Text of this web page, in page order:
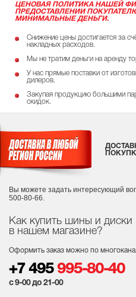
ЦЕНОВАЯ ПОЛИТИКА НАШЕЙ
ПРЕДОСТАВЛЕНИИ
МИНИМАЛЬНЫЕ ДЕНЬГИ.
Снижение цены достигается за
накладных расходов.
Мы не тратим деньги на аренду
У нас прямые поставки от
дилеров.
Закупая продукцию большими
скидок.
Как купить шины и диски
в нашем магазине?
Оформить заказ можно по
+7 495 995-80-40
с 9-00 до 21-00
Вы можете задать интересующий
500-80-66.